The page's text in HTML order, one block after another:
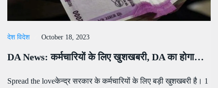
देश विदेश October 18, 2023
DA News: कर्मचारियों के लिए खुशखबरी, DA का होगा…
Spread the loveकेन्द्र सरकार के कर्मचारियों के लिए बड़ी खुशखबरी है। 1